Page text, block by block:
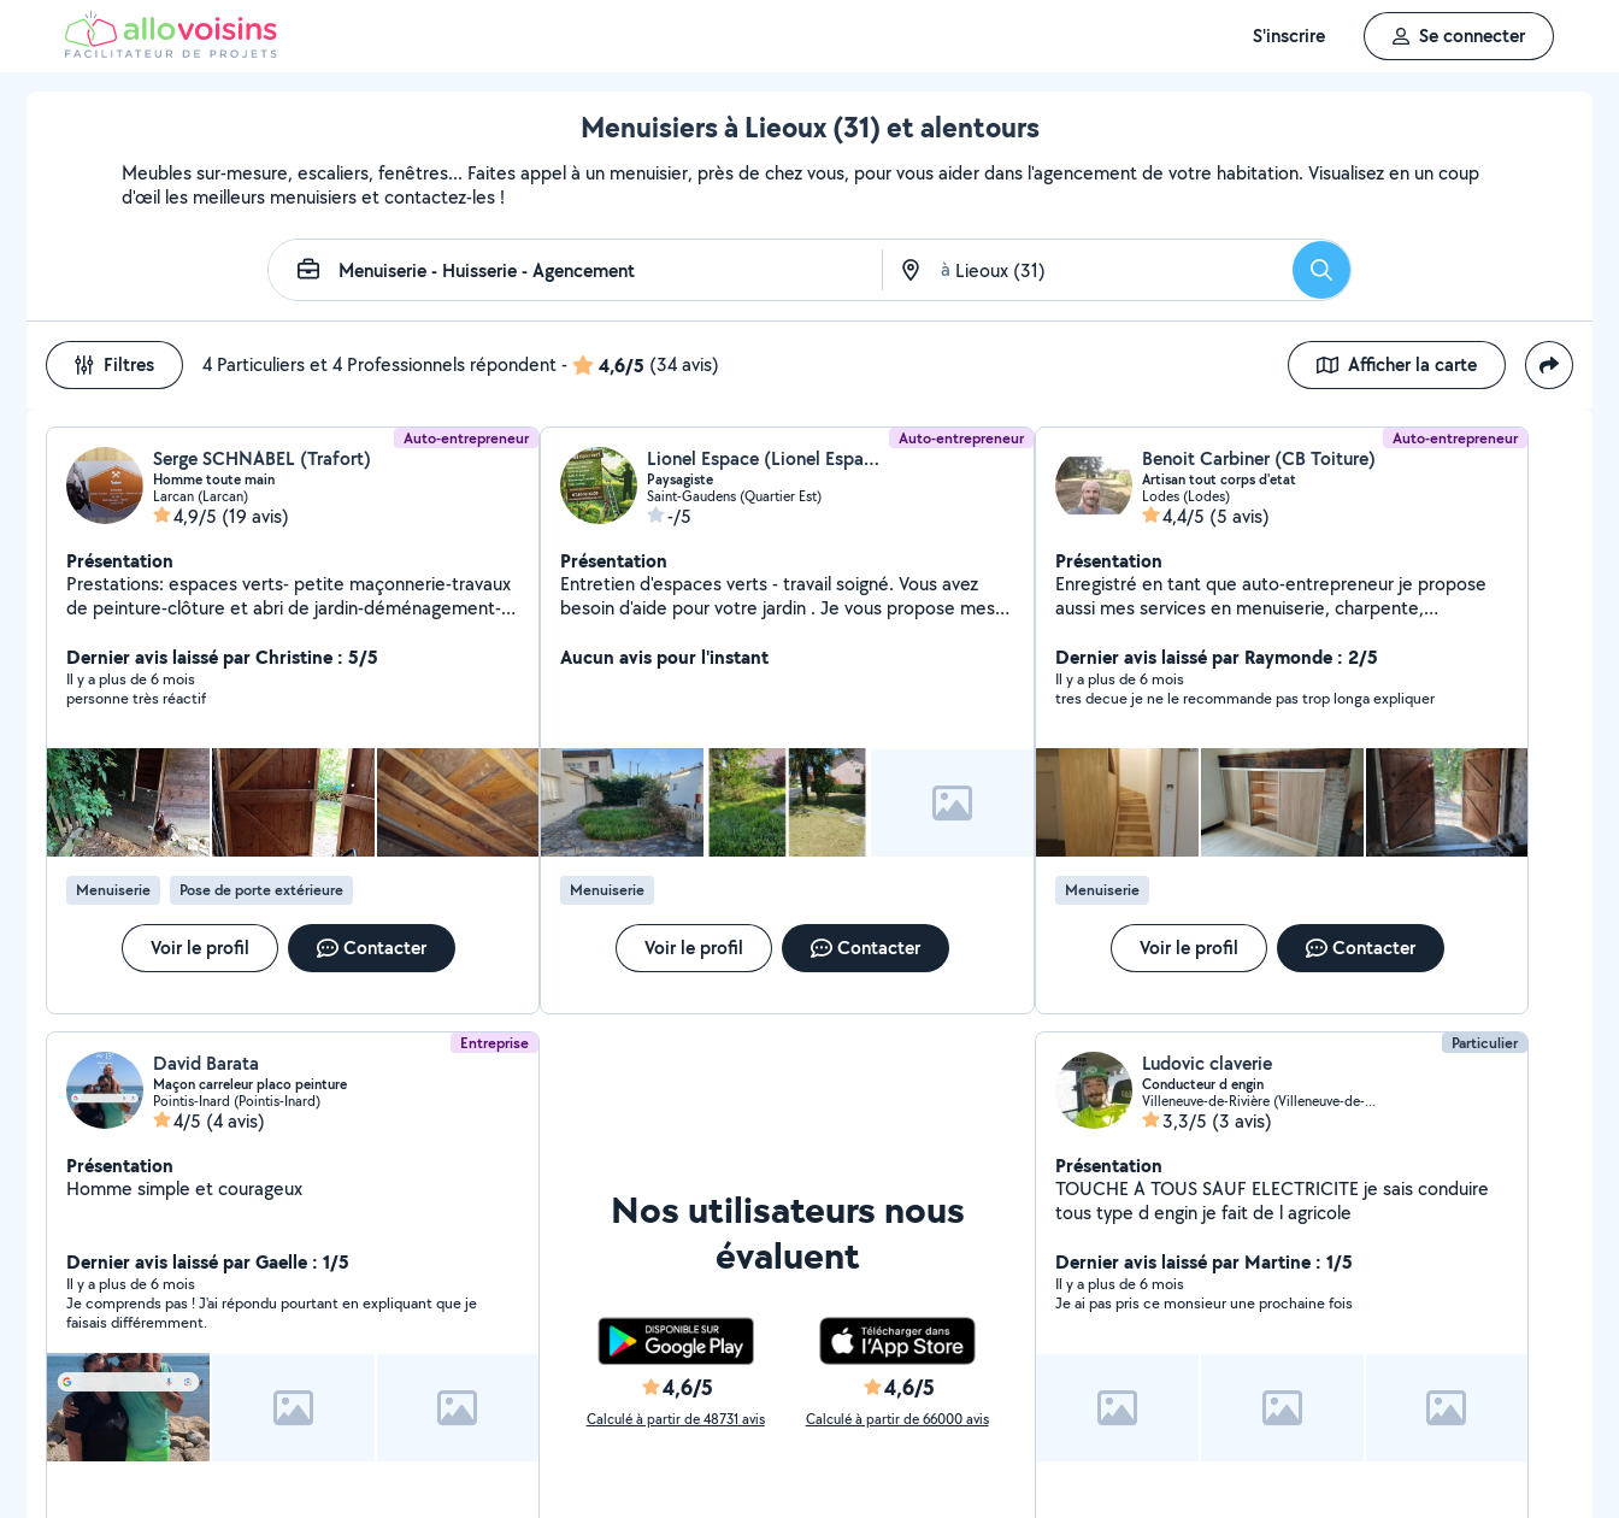
S'inscrire Se connecter
Menuisiers à Lieoux (31) et alentours
Meubles sur-mesure, escaliers, fenêtres... Faites appel à un menuisier, près de chez vous, pour vous aider dans l'agencement de votre habitation. Visualisez en un coup
d'œil les meilleurs menuisiers et contactez-les !
à Rechercher
Filtres 4 Particuliers et 4 Professionnels répondent- 4,6/5 (34 avis) Afficher la carte
Auto-entrepreneur
Serge SCHNABEL (Trafort)
Homme toute main
Larcan (Larcan)
4,9/5 (19 avis)
Présentation
Prestations: espaces verts- petite maçonnerie-travaux
de peinture-clôture et abri de jardin-déménagement-
Dernier avis laissé par Christine : 5/5
Il y a plus de 6 mois
personne très réactif
Menuiserie Pose de porte extérieure
Voir le profil Contacter
Auto-entrepreneur
Lionel Espace (Lionel Espace Vert)
Paysagiste
Saint-Gaudens (Quartier Est)
-/5
Présentation
Entretien d'espaces verts - travail soigné. Vous avez
besoin d'aide pour votre jardin . Je vous propose mes
arbustes - debroussaillage - nettoyage et entretien de
jardin mérite le meilleur
Aucun avis pour l'instant
Menuiserie
Voir le profil Contacter
Auto-entrepreneur
Benoit Carbiner (CB Toiture)
Artisan tout corps d'etat
Lodes (Lodes)
4,4/5 (5 avis)
Présentation
Enregistré en tant que auto-entrepreneur je propose
aussi mes services en menuiserie, charpente,
Dernier avis laissé par Raymonde : 2/5
Il y a plus de 6 mois
tres decue je ne le recommande pas trop longa expliquer
Menuiserie
Voir le profil Contacter
Entreprise
David Barata
Maçon carreleur placo peinture
Pointis-Inard (Pointis-Inard)
4/5 (4 avis)
Présentation
Homme simple et courageux
Dernier avis laissé par Gaelle : 1/5
Il y a plus de 6 mois
Je comprends pas ! J'ai répondu pourtant en expliquant que je
faisais différemment.
Nos utilisateurs nous
évaluent
4,6/5
Calculé à partir de 48731 avis
4,6/5
Calculé à partir de 66000 avis
Particulier
Ludovic claverie
Conducteur d engin
Villeneuve-de-Rivière (Villeneuve-de-Rivière)
3,3/5 (3 avis)
Présentation
TOUCHE A TOUS SAUF ELECTRICITE je sais conduire
tous type d engin je fait de l agricole
Dernier avis laissé par Martine : 1/5
Il y a plus de 6 mois
Je ai pas pris ce monsieur une prochaine fois